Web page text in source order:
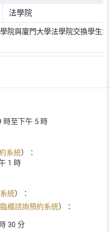
法學院
院與廈門大學法學院交換學生
時至下午 5 時
系統）：
1 時
統）：
臨櫃諮詢預約系統）：
30 分